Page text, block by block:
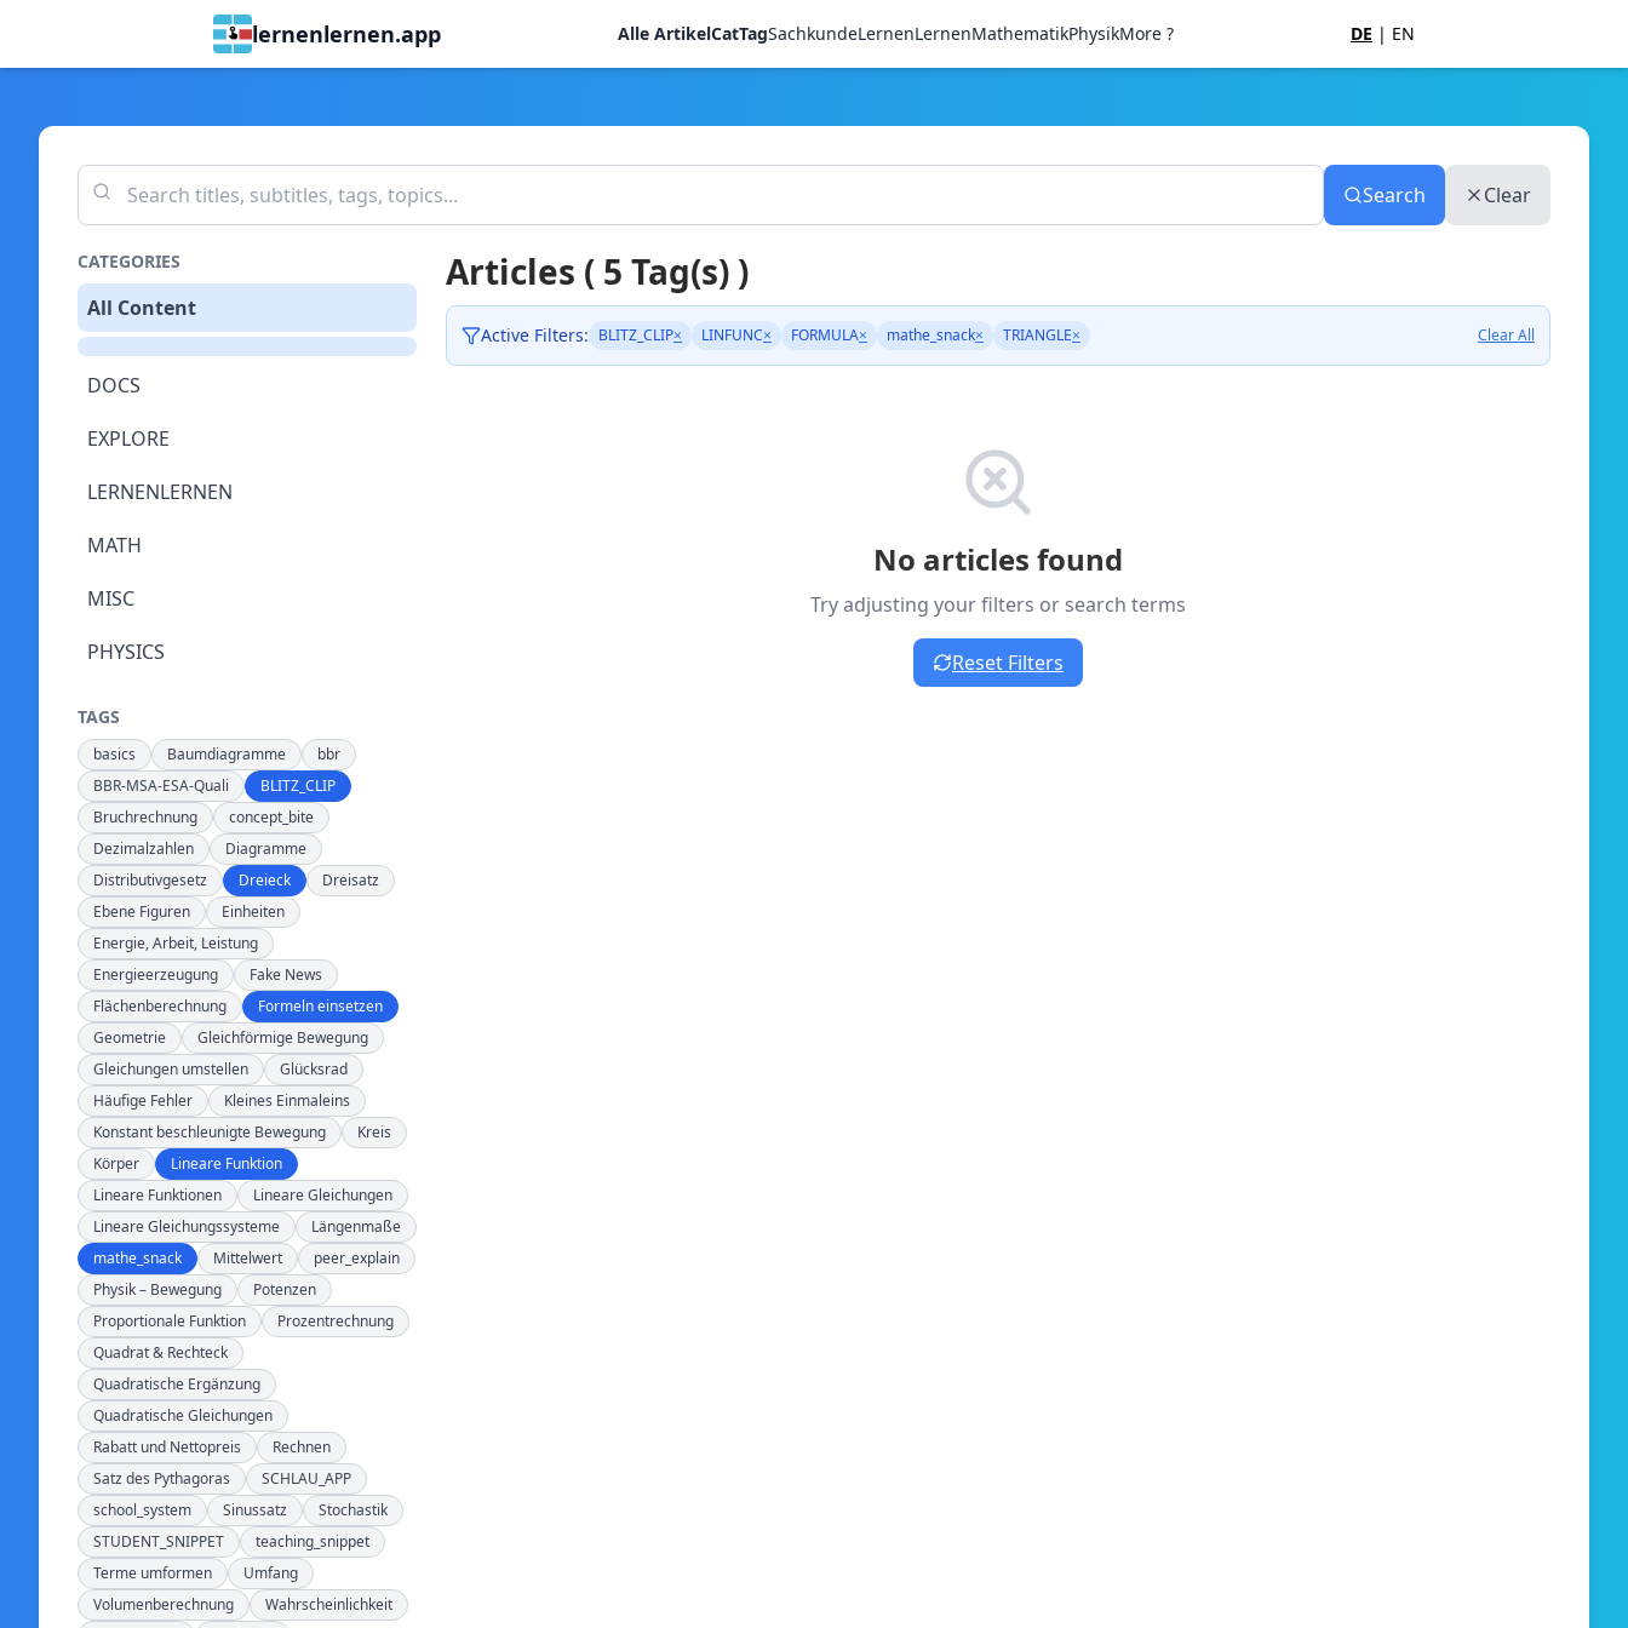
lernenlernen.app Alle ArtikelCatTagSachkundeLernenLernenMathematikPhysikMore ? DE | EN
Search Clear
CATEGORIES
All Content
DOCS
EXPLORE
LERNENLERNEN
MATH
MISC
PHYSICS
TAGS
basics Baumdiagramme
bbr
BBR-MSA-ESA-Quali
BLITZ_CLIP
Bruchrechnung
concept_bite
Dezimalzahlen
Diagramme
Distributivgesetz
Dreieck
Dreisatz
Ebene Figuren
Einheiten
Energie, Arbeit, Leistung
Energieerzeugung
Fake News
Flächenberechnung
Formeln einsetzen
Geometrie
Gleichförmige Bewegung
Gleichungen umstellen
Glücksrad
Häufige Fehler
Kleines Einmaleins
Konstant beschleunigte Bewegung
Kreis
Körper
Lineare Funktion
Lineare Funktionen
Lineare Gleichungen
Lineare Gleichungssysteme
Längenmaße
mathe_snack
Mittelwert
peer_explain
Physik – Bewegung
Potenzen
Proportionale Funktion
Prozentrechnung
Quadrat & Rechteck
Quadratische Ergänzung
Quadratische Gleichungen
Rabatt und Nettopreis
Rechnen
Satz des Pythagoras
SCHLAU_APP
school_system
Sinussatz
Stochastik
STUDENT_SNIPPET
teaching_snippet
Terme umformen
Umfang
Volumenberechnung
Wahrscheinlichkeit
Articles ( 5 Tag(s) )
Active Filters: BLITZ_CLIP× LINFUNC× FORMULA× mathe_snack× TRIANGLE× Clear All
No articles found
Try adjusting your filters or search terms
Reset Filters